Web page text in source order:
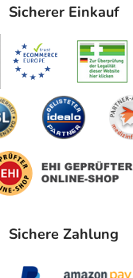
Sicherer Einkauf
Sichere Zahlung